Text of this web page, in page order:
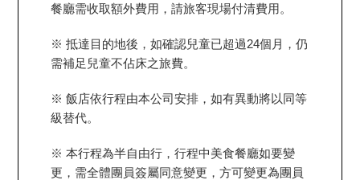
餐廳需收取額外費用，請旅客現場付清費用。
※ 抵達目的地後，如確認兒童已超過24個月，仍
需補足兒童不佔床之旅費。
※ 飯店依行程由本公司安排，如有異動將以同等
級替代。
※ 本行程為半自由行，行程中美食餐廳如要變
更，需全體團員簽屬同意變更，方可變更為團員